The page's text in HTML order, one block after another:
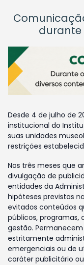
durante
Desde 4 de julho de
institucional do
suas unidades
restrições
Nos três meses que
divulgação de
entidades da
hipóteses previstas
evitados conteúdos
públicos, programas,
gestão.
estritamente
emergenciais ou de
caráter publicitário